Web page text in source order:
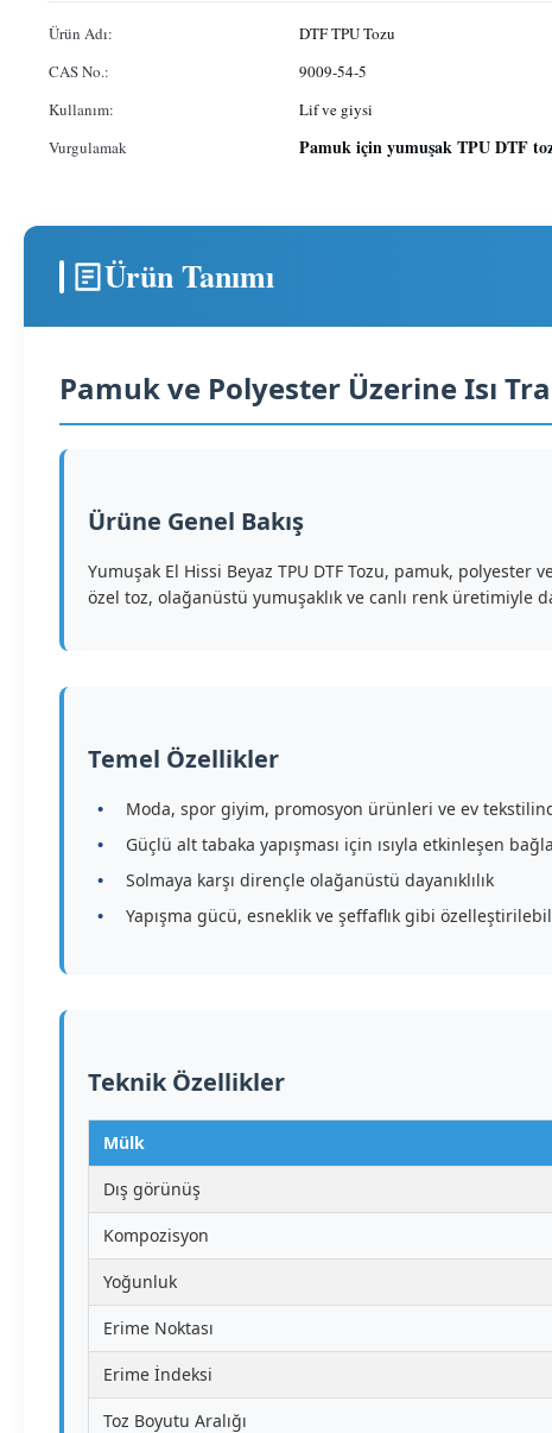
Ürün Adı: DTF TPU Tozu
CAS No.:
9009-54-5
Kullanım:
Lif ve giysi
Vurgulamak
Pamuk için yumuşak TPU DTF
Ürün Tanımı
Pamuk ve Polyester Üzerine Isı
Ürüne Genel Bakış
Yumuşak El Hissi Beyaz TPU DTF Tozu, pamuk,
özel toz, olağanüstü yumuşaklık ve canlı renk üretimiyle
Temel Özellikler
Moda, spor giyim, promosyon ürünleri ve ev
Güçlü alt tabaka yapışması için ısıyla etkinleşen
Solmaya karşı dirençle olağanüstü dayanıklılık
Yapışma gücü, esneklik ve şeffaflık gibi
Teknik Özellikler
Mülk
Dış görünüş
Kompozisyon
Yoğunluk
Erime Noktası
Erime İndeksi
Toz Boyutu Aralığı